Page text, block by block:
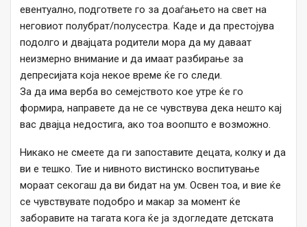
евентуално, подгответе го за доаѓањето на свет на
неговиот полубрат/полусестра. Каде и да престојува
подолго и двајцата родители мора да му даваат
неизмерно внимание и да имаат разбирање за
депресијата која некое време ќе го следи.
За да има верба во семејството кое утре ќе го
формира, направете да не се чувствува дека нешто кај
вас двајца недостига, ако тоа воопшто е возможно.
Никако не смеете да ги запоставите децата, колку и да
ви е тешко. Тие и нивното вистинско воспитување
мораат секогаш да ви бидат на ум. Освен тоа, и вие ќе
се чувствувате подобро и макар за момент ќе
заборавите на тагата кога ќе ја здогледате детската